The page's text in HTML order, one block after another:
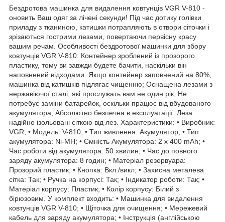
Бездротова машинка для видалення ковтунців VGR V-810 -
оновить Ваш одяг за лічені секунди! Під час дотику голівки
приладу з тканиною, катишки потрапляють в отвори сіточки і
зрізаються гострими лезами, повертаючи первісну красу
вашим речам. Особливості бездротової машинки для збору
ковтунців VGR V-810: Контейнер зроблений із прозорого
пластику, тому ви завжди будете бачити, наскільки він
наповнений відходами. Якщо контейнер заповнений на 80%,
машинка від катишків підлягає чищенню; Оснащена лезами з
нержавіючої сталі, які прослужать вам не один рік; Не
потребує заміни батарейок, оскільки працює від вбудованого
акумулятора; Абсолютно безпечна в експлуатації. Леза
надійно ізольовані сіткою від лез. Характеристики: • Виробник:
VGR; • Модель: V-810; • Тип живлення: Акумулятор; • Тип
акумулятора: Ni-MH; • Ємність Акумулятора: 2 х 400 mAh; •
Час роботи від акумулятора: 50 хвилин; • Час до повного
заряду акумулятора: 8 годин; • Матеріал резервуара:
Прозорий пластик; • Кнопка: Вкл./викл; • Захисна металева
сітка: Так; • Ручка на корпусі: Так; • Індикатор роботи: Так; •
Матеріал корпусу: Пластик; • Колір корпусу: Білий з
бірюзовим. У комплект входить: • Машинка для видалення
ковтунців VGR V-810; • Щіточка для очищення; • Мережевий
кабель для заряду акумулятора; • Інструкція (англійською